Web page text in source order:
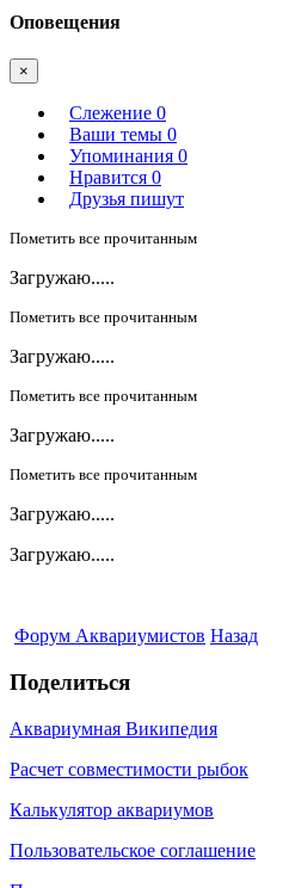
Оповещения
×
Слежение 0
Ваши темы 0
Упоминания 0
Нравится 0
Друзья пишут
Пометить все прочитанным
Загружаю.....
Пометить все прочитанным
Загружаю.....
Пометить все прочитанным
Загружаю.....
Пометить все прочитанным
Загружаю.....
Загружаю.....
Форум Аквариумистов Назад
Поделиться
Аквариумная Википедия
Расчет совместимости рыбок
Калькулятор аквариумов
Пользовательское соглашение